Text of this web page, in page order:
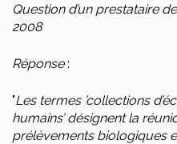
Question d’un prestataire
2008
Réponse:
"Les termes ’collections
humains’ désignent la
prélèvements biologiques